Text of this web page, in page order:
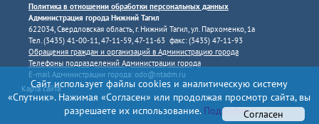
Политика в отношении обработки персональных данных
Администрация города Нижний Тагил
622034, Свердловская область, г. Нижний Тагил, ул. Пархоменко, 1а
Тел. (3435) 41-00-11, 47-11-59, 47-11-63 факс: (3435) 47-11-93
Обращения граждан и организаций в Администрацию города
Телефоны подразделений Администрации города
E-mail Администрации города: odo@ntadm.ru
Карта сайта
Сайт использует файлы cookies и аналитическую систему
«Спутник». Нажимая «Согласен» или продолжая просмотр сайта, вы
разрешаете их использование.ПодробнееСогласен